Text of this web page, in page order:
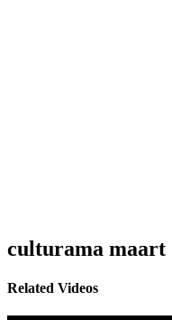
culturama maart
Related Videos